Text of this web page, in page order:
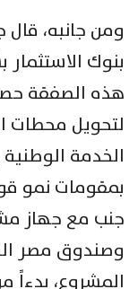
ومن جانبه، قال
بنوك
هذه الصفقة
لتحويل محطات
الخدمة
بمقومات نمو
جنب مع جهاز
وصندوق مصر
المشروع،